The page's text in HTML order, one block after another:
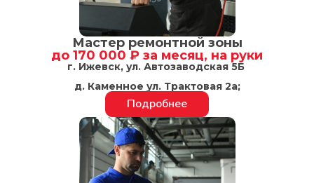
Мастер ремонтной зоны
до 170 000 ₽ за месяц, на руки
г. Ижевск, ул. Автозаводская 5Б
д. Каменное ул. Трактовая 2а;
Подробнее